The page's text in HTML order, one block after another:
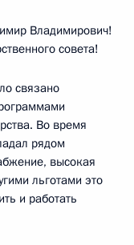
Владимирович!
совета!
связано
Во время
рядом
высокая
льготами это
и работать